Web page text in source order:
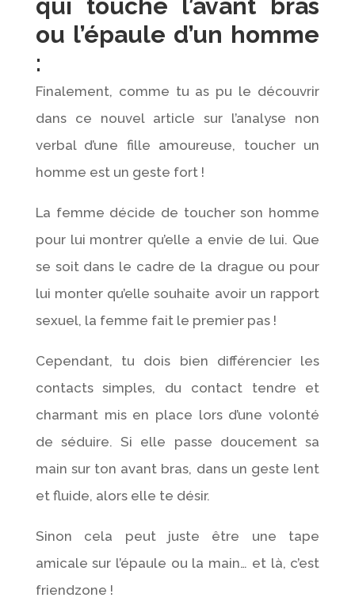
qui touche l’avant bras
ou l’épaule d’un homme
:
Finalement, comme tu as pu le découvrir
dans ce nouvel article sur l’analyse non
verbal d’une fille amoureuse, toucher un
homme est un geste fort !
La femme décide de toucher son homme
pour lui montrer qu’elle a envie de lui. Que
se soit dans le cadre de la drague ou pour
lui monter qu’elle souhaite avoir un rapport
sexuel, la femme fait le premier pas !
Cependant, tu dois bien différencier les
contacts simples, du contact tendre et
charmant mis en place lors d’une volonté
de séduire. Si elle passe doucement sa
main sur ton avant bras, dans un geste lent
et fluide, alors elle te désir.
Sinon cela peut juste être une tape
amicale sur l’épaule ou la main… et là, c’est
friendzone !